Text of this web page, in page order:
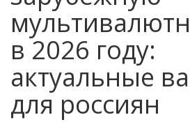
в 2026 году:
актуальные
для россиян